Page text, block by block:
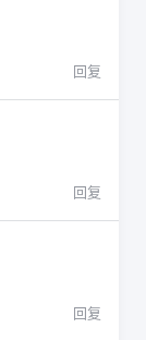
回复
回复
回复